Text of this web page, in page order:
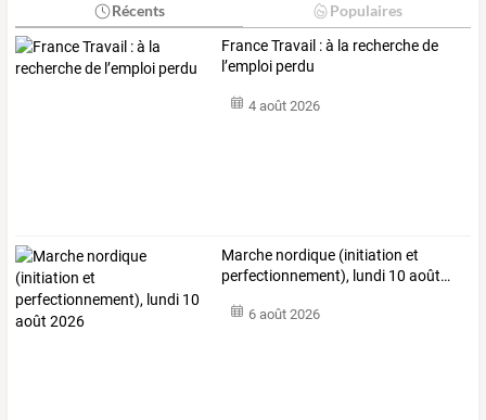
Récents Populaires
France Travail : à la recherche de
l’emploi perdu
4 août 2026
Marche nordique (initiation et
perfectionnement), lundi 10 août…
6 août 2026